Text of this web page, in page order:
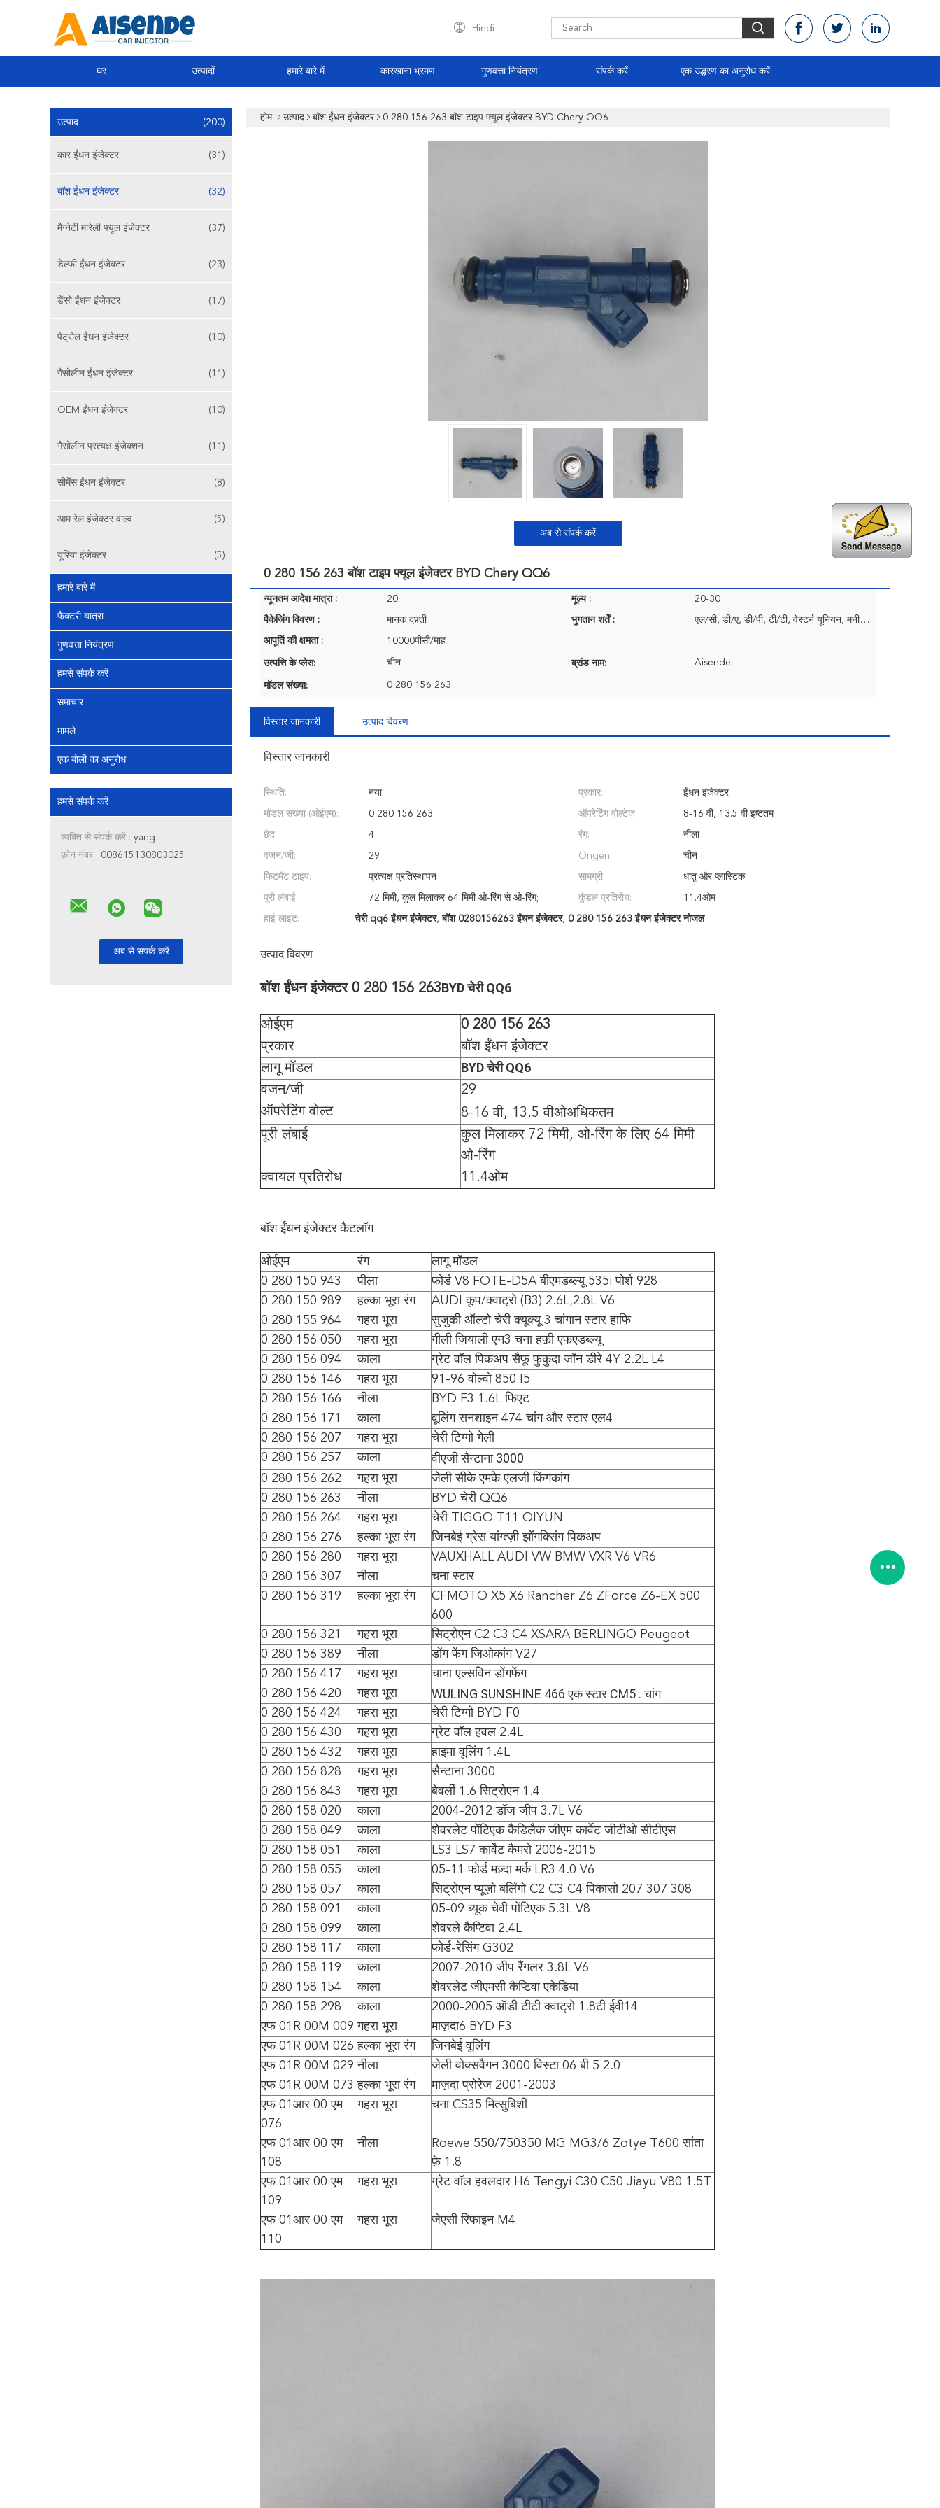
Hindi
घर उत्पादों हमारे बारे में कारखाना भ्रमण गुणवत्ता नियंत्रण संपर्क करें एक उद्धरण का अनुरोध करें
उत्पाद (200)
कार ईंधन इंजेक्टर (31)
बॉश ईंधन इंजेक्टर (32)
मैग्नेटी मारेली फ्यूल इंजेक्टर (37)
डेल्फी ईंधन इंजेक्टर (23)
डेंसो ईंधन इंजेक्टर (17)
पेट्रोल ईंधन इंजेक्टर (10)
गैसोलीन ईंधन इंजेक्टर (11)
OEM ईंधन इंजेक्टर (10)
गैसोलीन प्रत्यक्ष इंजेक्शन (11)
सीमेंस ईंधन इंजेक्टर (8)
आम रेल इंजेक्टर वाल्व (5)
यूरिया इंजेक्टर (5)
हमारे बारे में
फैक्टरी यात्रा
गुणवत्ता नियंत्रण
हमसे संपर्क करें
समाचार
मामले
एक बोली का अनुरोध
हमसे संपर्क करें
व्यक्ति से संपर्क करें : yang
फ़ोन नंबर : 008615130803025
होम उत्पाद बॉश ईंधन इंजेक्टर 0 280 156 263 बॉश टाइप फ्यूल इंजेक्टर BYD Chery QQ6
अब से संपर्क करें
0 280 156 263 बॉश टाइप फ्यूल इंजेक्टर BYD Chery QQ6
न्यूनतम आदेश मात्रा : 20 मूल्य : 20-30
पैकेजिंग विवरण : मानक दफ़्ती भुगतान शर्तें : एल/सी, डी/ए, डी/पी, टी/टी, वेस्टर्न यूनियन, मनीग्राम
आपूर्ति की क्षमता : 10000पीसी/माह
उत्पत्ति के प्लेस: चीन ब्रांड नाम: Aisende
मॉडल संख्या: 0 280 156 263
विस्तार जानकारी उत्पाद विवरण
विस्तार जानकारी
स्थिति: नया प्रकार: ईंधन इंजेक्टर
मॉडल संख्या (ओईएम): 0 280 156 263 ऑपरेटिंग वोल्टेज: 8-16 वी, 13.5 वी इष्टतम
छेद: 4 रंग: नीला
वजन/जी: 29 Origen: चीन
फिटमेंट टाइप: प्रत्यक्ष प्रतिस्थापन सामग्री: धातु और प्लास्टिक
पूरी लंबाई: 72 मिमी, कुल मिलाकर 64 मिमी ओ-रिंग से ओ-रिंग; कुंडल प्रतिरोध: 11.4ओम
हाई लाइट: चेरी qq6 ईंधन इंजेक्टर,बॉश 0280156263 ईंधन इंजेक्टर, 0 280 156 263 ईंधन इंजेक्टर नोजल
उत्पाद विवरण
बॉश ईंधन इंजेक्टर 0 280 156 263BYD चेरी QQ6
ओईएम
0 280 156 263
प्रकार
बॉश ईंधन इंजेक्टर
लागू मॉडल
BYD चेरी QQ6
वजन/जी
29
ऑपरेटिंग वोल्ट
8-16 वी, 13.5 वीओअधिकतम
पूरी लंबाई
कुल मिलाकर 72 मिमी, ओ-रिंग के लिए 64 मिमी
ओ-रिंग
क्वायल प्रतिरोध
11.4ओम
बॉश ईंधन इंजेक्टर कैटलॉग
ओईएम रंग
लागू मॉडल
0 280 150 943
पीला
फोर्ड V8 FOTE-D5A बीएमडब्ल्यू 535i पोर्श 928
0 280 150 989
हल्का भूरा रंग
AUDI कूप/क्वाट्रो (B3) 2.6L,2.8L V6
0 280 155 964
गहरा भूरा
सुजुकी ऑल्टो चेरी क्यूक्यू 3 चांगान स्टार हाफि
0 280 156 050
गहरा भूरा
गीली ज़ियाली एन3 चना हफ़ी एफएडब्ल्यू
0 280 156 094
काला
ग्रेट वॉल पिकअप सैफू फुकुदा जॉन डीरे 4Y 2.2L L4
0 280 156 146
गहरा भूरा
91-96 वोल्वो 850 I5
0 280 156 166
नीला
BYD F3 1.6L फिएट
0 280 156 171
काला
वूलिंग सनशाइन 474 चांग और स्टार एल4
0 280 156 207
गहरा भूरा
चेरी टिग्गो गेली
0 280 156 257
काला वीएजी सैन्टाना 3000
0 280 156 262 गहरा भूरा
जेली सीके एमके एलजी किंगकांग
0 280 156 263
नीला
BYD चेरी QQ6
0 280 156 264
गहरा भूरा
चेरी TIGGO T11 QIYUN
0 280 156 276
हल्का भूरा रंग
जिनबेई ग्रेस यांग्त्ज़ी झोंगक्सिंग पिकअप
0 280 156 280
गहरा भूरा
VAUXHALL AUDI VW BMW VXR V6 VR6
0 280 156 307
नीला
चना स्टार
0 280 156 319
हल्का भूरा रंग
CFMOTO X5 X6 Rancher Z6 ZForce Z6-EX 500
600
0 280 156 321
गहरा भूरा
सिट्रोएन C2 C3 C4 XSARA BERLINGO Peugeot
0 280 156 389
नीला
डोंग फेंग जिओकांग V27
0 280 156 417
गहरा भूरा
चाना एल्सविन डोंगफेंग
0 280 156 420
गहरा भूरा WULING SUNSHINE 466 एक स्टार CM5 . चांग
0 280 156 424 गहरा भूरा
चेरी टिग्गो BYD F0
0 280 156 430
गहरा भूरा
ग्रेट वॉल हवल 2.4L
0 280 156 432
गहरा भूरा
हाइमा वूलिंग 1.4L
0 280 156 828
गहरा भूरा
सैन्टाना 3000
0 280 156 843
गहरा भूरा
बेवर्ली 1.6 सिट्रोएन 1.4
0 280 158 020
काला
2004-2012 डॉज जीप 3.7L V6
0 280 158 049
काला
शेवरलेट पोंटिएक कैडिलैक जीएम कार्वेट जीटीओ सीटीएस
0 280 158 051
काला
LS3 LS7 कार्वेट कैमरो 2006-2015
0 280 158 055
काला
05-11 फोर्ड मज़्दा मर्क LR3 4.0 V6
0 280 158 057
काला
सिट्रोएन प्यूज़ो बर्लिंगो C2 C3 C4 पिकासो 207 307 308
0 280 158 091
काला
05-09 ब्यूक चेवी पोंटिएक 5.3L V8
0 280 158 099
काला
शेवरले कैप्टिवा 2.4L
0 280 158 117
काला
फोर्ड-रेसिंग G302
0 280 158 119
काला
2007-2010 जीप रैंगलर 3.8L V6
0 280 158 154
काला
शेवरलेट जीएमसी कैप्टिवा एकेडिया
0 280 158 298
काला
2000-2005 ऑडी टीटी क्वाट्रो 1.8टी ईवी14
एफ 01R 00M 009 गहरा भूरा
माज़दा6 BYD F3
एफ 01R 00M 026 हल्का भूरा रंग
जिनबेई वूलिंग
एफ 01R 00M 029 नीला
जेली वोक्सवैगन 3000 विस्टा 06 बी 5 2.0
एफ 01R 00M 073 हल्का भूरा रंग
माज़दा प्रोरेज 2001-2003
एफ 01आर 00 एम
076
गहरा भूरा चना CS35 मित्सुबिशी
एफ 01आर 00 एम
108
नीला
Roewe 550/750350 MG MG3/6 Zotye T600 सांता
फ़े 1.8
एफ 01आर 00 एम
109
गहरा भूरा ग्रेट वॉल हवलदार H6 Tengyi C30 C50 Jiayu V80 1.5T
एफ 01आर 00 एम
110
गहरा भूरा जेएसी रिफाइन M4